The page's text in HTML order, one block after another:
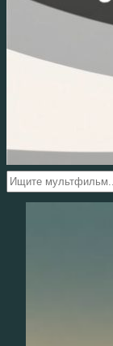
Поиск